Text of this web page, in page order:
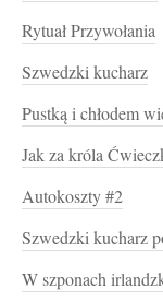
Rytuał Przywołania
Szwedzki kucharz
Pustką i chłodem
Jak za króla
Autokoszty #2
Szwedzki kucharz
W szponach